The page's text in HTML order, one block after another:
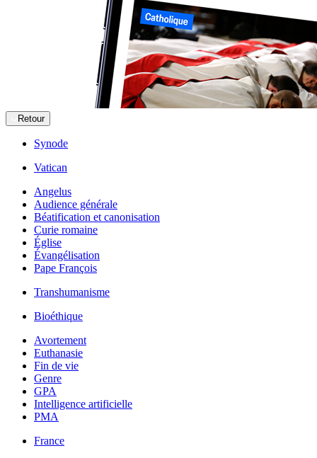
Retour
Synode
Vatican
Angelus
Audience générale
Béatification et canonisation
Curie romaine
Église
Évangélisation
Pape François
Transhumanisme
Bioéthique
Avortement
Euthanasie
Fin de vie
Genre
GPA
Intelligence artificielle
PMA
France